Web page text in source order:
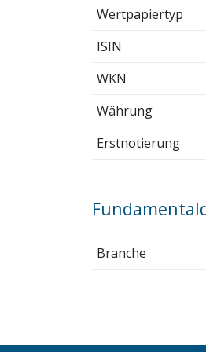
Wertpapiertyp
ISIN
WKN
Währung
Erstnotierung
Branche